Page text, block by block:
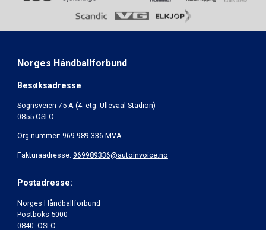
Norges Håndballforbund
Besøksadresse
Sognsveien 75 A (4. etg. Ullevaal Stadion)
0855 OSLO
Org.nummer: 969 989 336 MVA
Fakturaadresse: 969989336@autoinvoice.no
Postadresse:
Norges Håndballforbund
Postboks 5000
0840 OSLO